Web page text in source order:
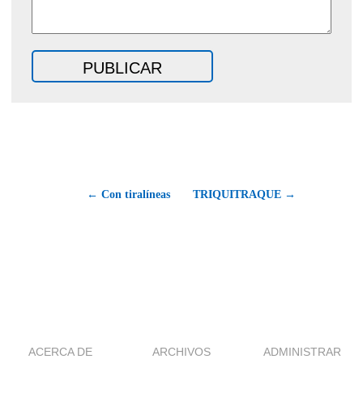
← Con tiralíneas TRIQUITRAQUE →
ACERCA DE ARCHIVOS ADMINISTRAR